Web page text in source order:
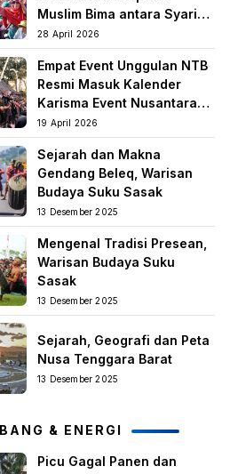
Muslim Bima antara Syariat,
Tradisi lokal, dan
Manifestasi Nilai-nilai
keislaman
28 April 2026
Empat Event Unggulan NTB
Resmi Masuk Kalender
Karisma Event Nusantara
(KEN) 2026
19 April 2026
Sejarah dan Makna
Gendang Beleq, Warisan
Budaya Suku Sasak
13 Desember 2025
Mengenal Tradisi Presean,
Warisan Budaya Suku
Sasak
13 Desember 2025
Sejarah, Geografi dan Peta
Nusa Tenggara Barat
13 Desember 2025
& ENERGI
Picu Gagal Panen dan